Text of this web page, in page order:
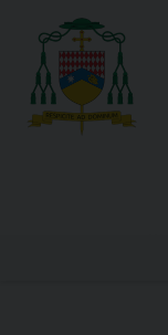
content